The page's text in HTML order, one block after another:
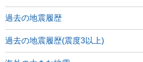
過去の地震履歴
過去の地震履歴(震度3以上)